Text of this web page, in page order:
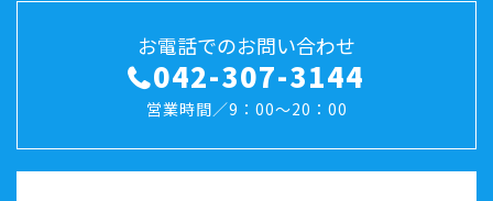
お電話でのお問い合わせ
042-307-3144
営業時間／9：00～20：00